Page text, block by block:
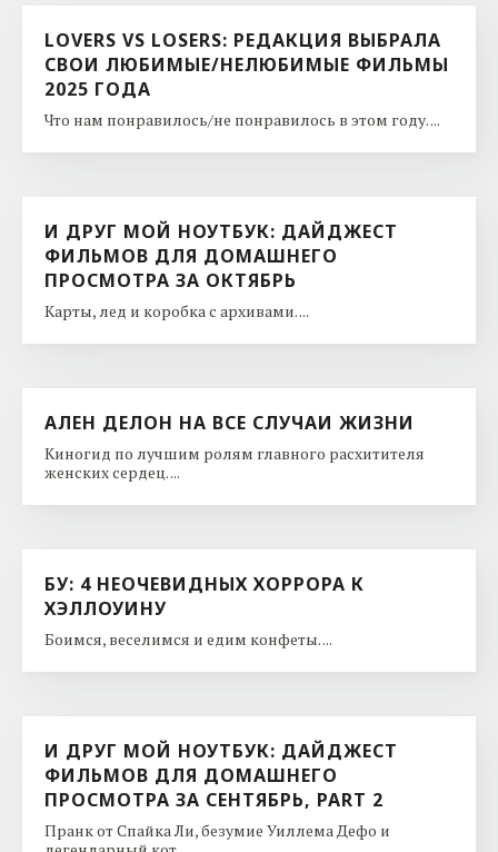
LOVERS VS LOSERS: РЕДАКЦИЯ ВЫБРАЛА
СВОИ ЛЮБИМЫЕ/НЕЛЮБИМЫЕ ФИЛЬМЫ
2025 ГОДА
Что нам понравилось/не понравилось в этом году. ...
И ДРУГ МОЙ НОУТБУК: ДАЙДЖЕСТ
ФИЛЬМОВ ДЛЯ ДОМАШНЕГО
ПРОСМОТРА ЗА ОКТЯБРЬ
Карты, лед и коробка с архивами. ...
АЛЕН ДЕЛОН НА ВСЕ СЛУЧАИ ЖИЗНИ
Киногид по лучшим ролям главного расхитителя
женских сердец. ...
БУ: 4 НЕОЧЕВИДНЫХ ХОРРОРА К
ХЭЛЛОУИНУ
Боимся, веселимся и едим конфеты. ...
И ДРУГ МОЙ НОУТБУК: ДАЙДЖЕСТ
ФИЛЬМОВ ДЛЯ ДОМАШНЕГО
ПРОСМОТРА ЗА СЕНТЯБРЬ, PART 2
Пранк от Спайка Ли, безумие Уиллема Дефо и